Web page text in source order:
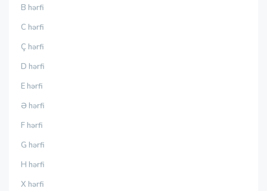
B hərfi
C hərfi
Ç hərfi
D hərfi
E hərfi
Ə hərfi
F hərfi
G hərfi
H hərfi
X hərfi